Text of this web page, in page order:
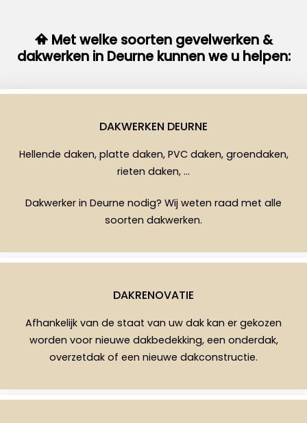
Met welke soorten gevelwerken &
dakwerken in Deurne kunnen we u helpen:
DAKWERKEN DEURNE
Hellende daken, platte daken, PVC daken, groendaken,
rieten daken, …
Dakwerker in Deurne nodig? Wij weten raad met alle
soorten dakwerken.
DAKRENOVATIE
Afhankelijk van de staat van uw dak kan er gekozen
worden voor nieuwe dakbedekking, een onderdak,
overzetdak of een nieuwe dakconstructie.